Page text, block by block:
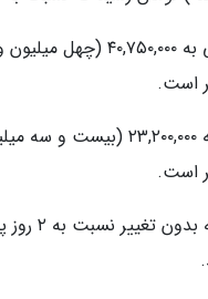
است.
است.